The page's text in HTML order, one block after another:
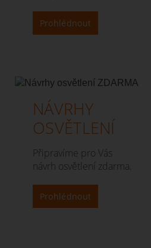
Prohlédnout
NÁVRHY
OSVĚTLENÍ
Připravíme pro Vás
návrh osvětlení zdarma.
Prohlédnout